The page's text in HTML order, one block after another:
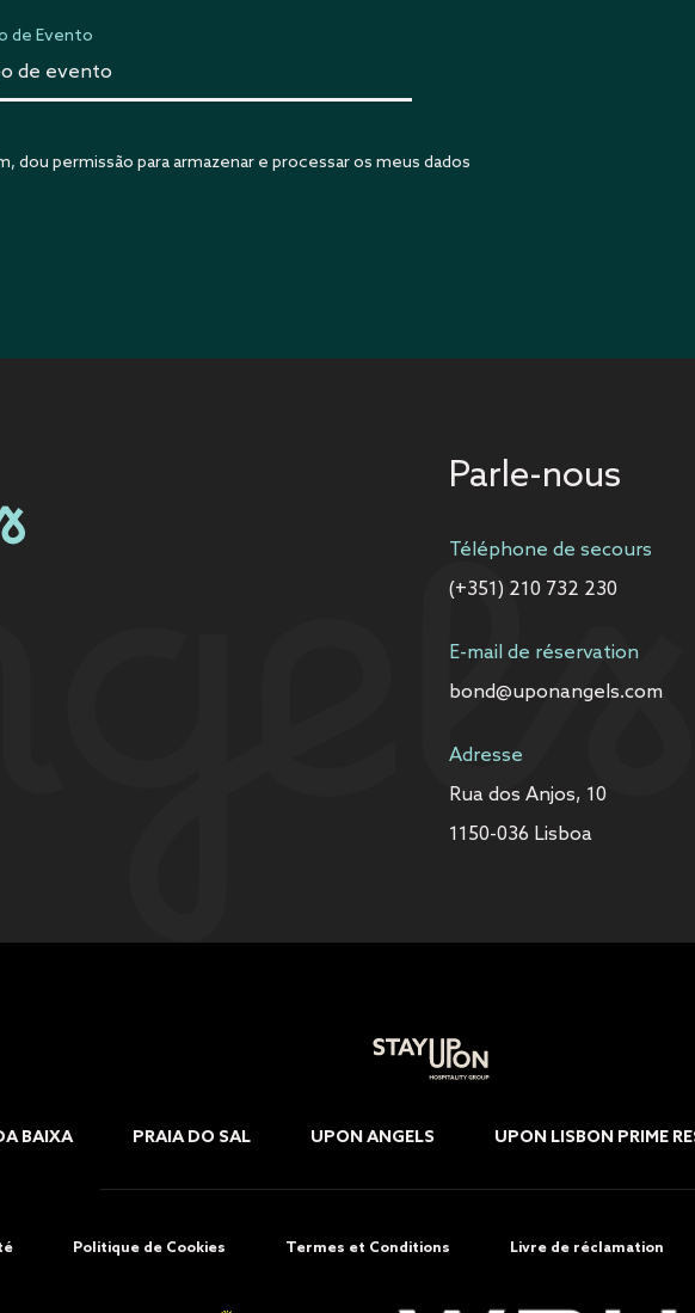
de Evento
dou permissão para armazenar e processar os meus dados
Parle-nous
Téléphone de secours
(+351) 210 732 230
E-mail de réservation
bond@uponangels.com
Adresse
Rua dos Anjos, 10
1150-036 Lisboa
BAIXA PRAIA DO SAL UPON ANGELS UPON LISBON PRIME
Politique de Cookies Termes et Conditions Livre de réclamation